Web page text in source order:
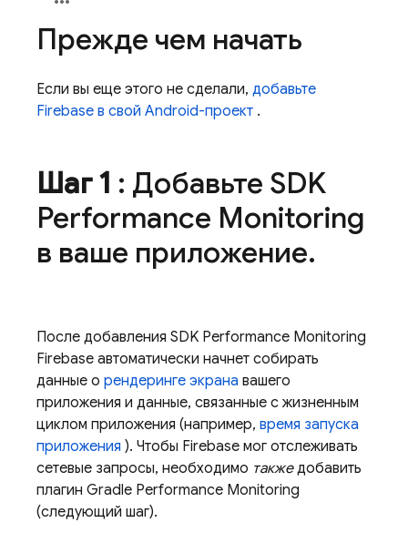
Прежде чем начать
Если вы еще этого не сделали, добавьте
Firebase в свой Android-проект .
Шаг 1 : Добавьте SDK
Performance Monitoring
в ваше приложение.
После добавления SDK Performance Monitoring
Firebase автоматически начнет собирать
данные о рендеринге экрана вашего
приложения и данные, связанные с жизненным
циклом приложения (например, время запуска
приложения ). Чтобы Firebase мог отслеживать
сетевые запросы, необходимо такжедобавить
плагин Gradle Performance Monitoring
(следующий шаг).